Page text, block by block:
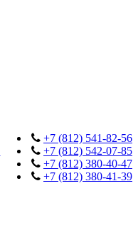
+7 (812) 541-82-56
+7 (812) 542-07-85
+7 (812) 380-40-47
+7 (812) 380-41-39